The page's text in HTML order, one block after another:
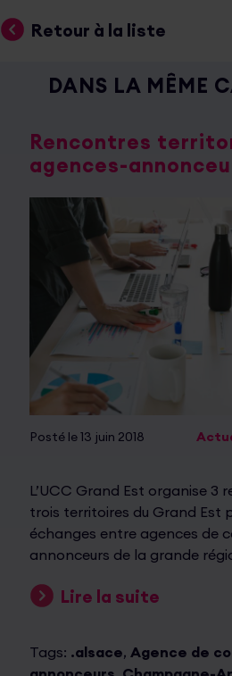
Retour à la liste
DANS LA MÊME
Rencontres
agences-
Posté le 13 juin 2018
L’UCC Grand Est organise 3
trois territoires du Grand Est
échanges entre agences de
annonceurs de la grande
Lire la suite
Tags: .alsace, Agence de